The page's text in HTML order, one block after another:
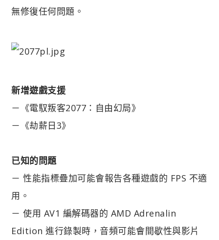
無修復任何問題。
新增遊戲支援
－《電馭叛客2077：自由幻局》
－《劫薪日3》
已知的問題
－ 性能指標疊加可能會報告各種遊戲的 FPS 不適
用。
－ 使用 AV1 編解碼器的 AMD Adrenalin
Edition 進行錄製時，音頻可能會間歇性與影片